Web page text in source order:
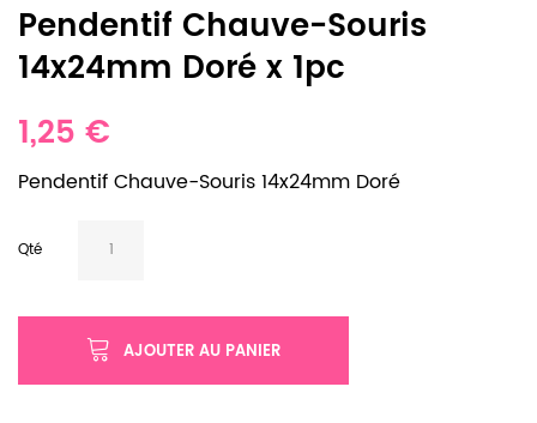
Pendentif Chauve-Souris
14x24mm Doré x 1pc
1,25 €
Pendentif Chauve-Souris 14x24mm Doré
Qté
AJOUTER AU PANIER